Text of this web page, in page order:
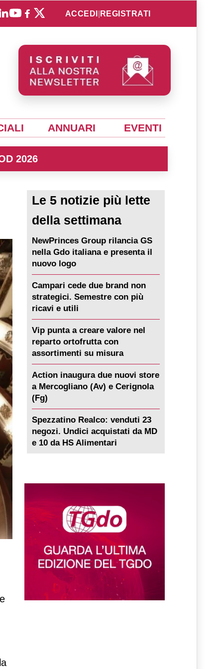
ACCEDI REGISTRATI
ANNUARI EVENTI
2026
Le 5 notizie più lette
della settimana
NewPrinces Group rilancia GS
nella Gdo italiana e presenta il
nuovo logo
Campari cede due brand non
strategici. Semestre con più
ricavi e utili
Vip punta a creare valore nel
reparto ortofrutta con
assortimenti su misura
Action inaugura due nuovi store
a Mercogliano (Av) e Cerignola
(Fg)
Spezzatino Realco: venduti 23
negozi. Undici acquistati da MD
e 10 da HS Alimentari